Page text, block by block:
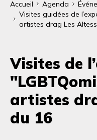
Fil
d'Ariane
Accueil Agenda
Visites guidées de
artistes drag Les
Visites de
artistes
du 16